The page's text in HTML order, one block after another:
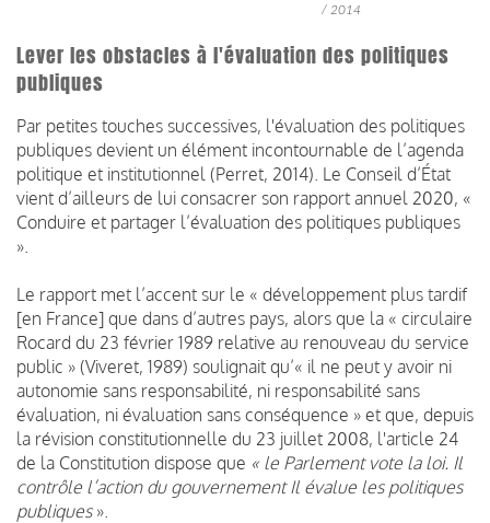
/ 2014
Lever les obstacles à l'évaluation des politiques
publiques
Par petites touches successives, l'évaluation des politiques
publiques devient un élément incontournable de l’agenda
politique et institutionnel (Perret, 2014). Le Conseil d’État
vient d’ailleurs de lui consacrer son rapport annuel 2020, «
Conduire et partager l’évaluation des politiques publiques
».
Le rapport met l’accent sur le « développement plus tardif
[en France] que dans d’autres pays, alors que la « circulaire
Rocard du 23 février 1989 relative au renouveau du service
public » (Viveret, 1989) soulignait qu’« il ne peut y avoir ni
autonomie sans responsabilité, ni responsabilité sans
évaluation, ni évaluation sans conséquence » et que, depuis
la révision constitutionnelle du 23 juillet 2008, l'article 24
de la Constitution dispose que « le Parlement vote la loi. Il
contrôle l’action du gouvernement Il évalue les politiques
publiques».